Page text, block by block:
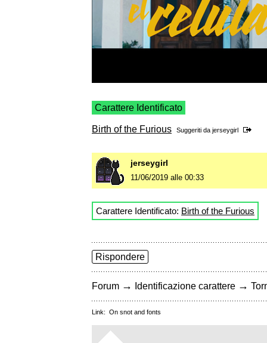
Carattere Identificato
Birth of the Furious Suggeriti da jerseygirl
jerseygirl
11/06/2019 alle 00:33
Carattere Identificato: Birth of the Furious
Rispondere
Forum → Identificazione carattere →
Link: On snot and fonts